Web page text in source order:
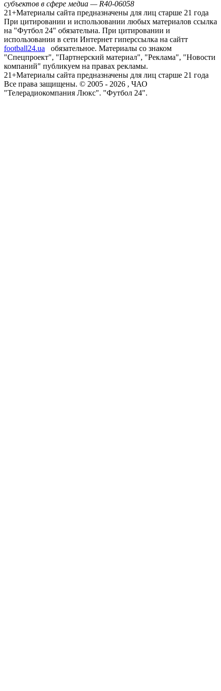
субъектов в сфере медиа — R40-06058
21+Материалы сайта предназначены для лиц старше 21 года
При цитировании и использовании любых материалов ссылка
на "Футбол 24" обязательна. При цитировании и
использовании в сети Интернет гиперссылка на сайтт
football24.ua
обязательное. Материалы со знаком
"Спецпроект", "Партнерский материал", "Реклама", "Новости
компаний" публикуем на правах рекламы.
21+Материалы сайта предназначены для лиц старше 21 года
Все права защищены. © 2005 - 2026 , ЧАО
"Телерадиокомпания Люкс". "Футбол 24".